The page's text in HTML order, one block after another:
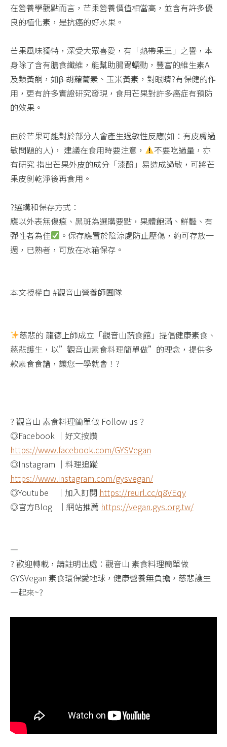
在營養學觀點而言，芒果營養價值相當高，並含有許多優
良的植化素，是抗癌的好水果。​
芒果風味獨特，深受大眾喜愛，有「熱帶果王」之譽，本
身除了含有膳食纖維，能幫助腸胃蠕動，豐富的維生素A
及類黃酮，如β-胡蘿蔔素、玉米黃素，對眼睛?有保健的作
用，更有許多實證研究發現，食用芒果對許多癌症有預防
的效果。​
由於芒果可能對於部分人會產生過敏性反應(如：有皮膚過
敏問題的人)， 建議在食用時要注意，
不要吃過量，亦
有研究 指出芒果外皮的成分「漆酚」易造成過敏，可將芒
果皮剝乾淨後再食用。​
?選購和保存方式：​
應以外表無傷痕、黑斑為選購要點，果體飽滿、鮮豔、有
彈性者為佳
。保存應置於陰涼處防止壓傷，約可存放一
週，已熟者，可放在冰箱保存。​
本文授權自 #觀音山營養師團隊
慈悲的 龍德上師成立「觀音山蔬食館」提倡健康素食、
慈悲護生，以”觀音山素食料理簡單做”的理念，提供多
款素食食譜，讓您一學就會！?​
? 觀音山 素食料理簡單做 Follow us​ ?
◎Facebook ｜好文按讚
https://www.facebook.com/GYSVegan
◎Instagram ｜料理追蹤
https://www.instagram.com/gysvegan/​
◎Youtube ​ ​ ​ ｜加入訂閱 https://reurl.cc/q8VEqy​
◎官方Blog ​ ​ ｜網站推薦 https://vegan.gys.org.tw/​
—​
? 歡迎轉載，請註明出處：觀音山 素食料理簡單做
GYSVegan 素食環保愛地球，健康營養無負擔，慈悲護生
一起來~?